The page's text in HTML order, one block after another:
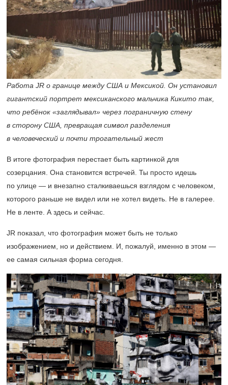
Работа JR о границе между США и Мексикой. Он установил
гигантский портрет мексиканского мальчика Кикито так,
что ребёнок «заглядывал» через пограничную стену
в сторону США, превращая символ разделения
в человеческий и почти трогательный жест
В итоге фотография перестает быть картинкой для
созерцания. Она становится встречей. Ты просто идешь
по улице — и внезапно сталкиваешься взглядом с человеком,
которого раньше не видел или не хотел видеть. Не в галерее.
Не в ленте. А здесь и сейчас.
JR показал, что фотография может быть не только
изображением, но и действием. И, пожалуй, именно в этом —
ее самая сильная форма сегодня.